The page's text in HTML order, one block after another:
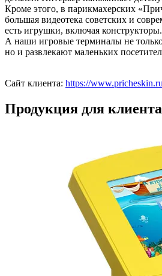
Кроме этого, в парикмахерских
большая видеотека советских и
есть игрушки, включая конструкторы.
А наши игровые терминалы не
но и развлекают маленьких
Сайт клиента: https://
Продукция для клиента